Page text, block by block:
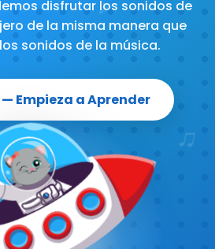
♪
♫
disfrutar los sonidos de
de la misma manera que
sonidos de la música.
— Empieza a Aprender